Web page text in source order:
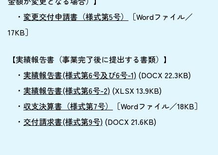
・ 変更交付申請書（様式第5号）
［Wordファイル／
17KB］
【実績報告書（事業完了後に提出する書類）】
・ 実績報告書(様式第6号及び6号-1) (DOCX 22.3KB)
・ 実績報告書(様式第6号-2) (XLSX 13.9KB)
・ 収支決算書（様式第7号）
［Wordファイル／18KB］
・ 交付請求書(様式第9号) (DOCX 21.6KB)